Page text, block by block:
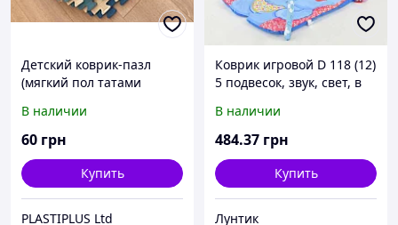
Детский коврик-пазл
(мягкий пол татами
EVA SPORT 500х500х10мм
мягкий пол коврик пазл
В наличии
60 грн
Купить
PLASTIPLUS Ltd
Коврик игровой D 118 (12)
5 подвесок, звук, свет, в
В наличии
484.37 грн
Купить
Лунтик